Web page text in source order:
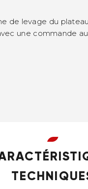
de levage du
une commande